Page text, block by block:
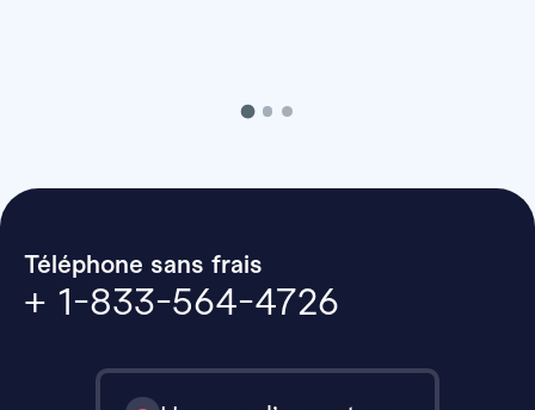
Téléphone sans frais
+ 1-833-564-4726